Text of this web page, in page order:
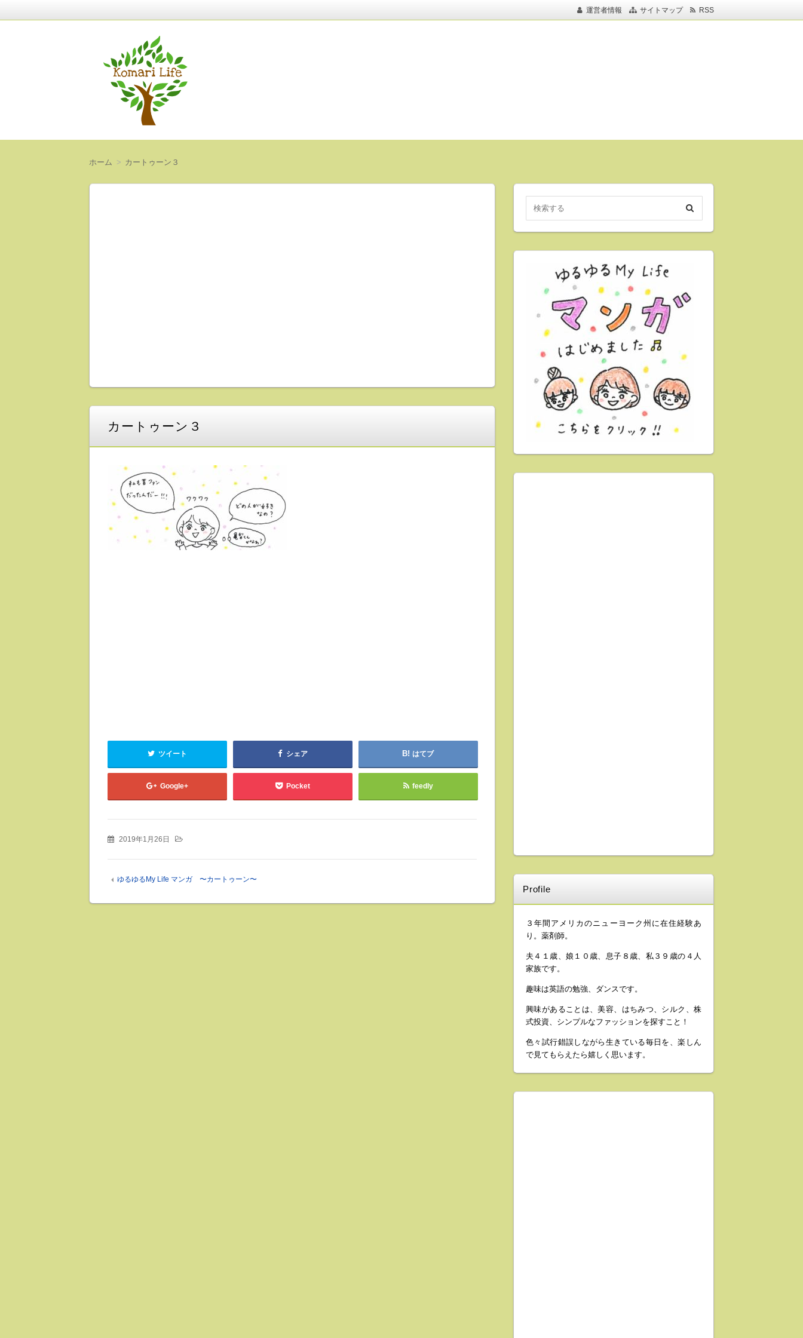
運営者情報 サイトマップ RSS
Komari Life
ホーム カートゥーン３
カートゥーン３
ツイート シェア はてブ
Google+ Pocket feedly
2019年1月26日
ゆるゆるMy Life マンガ 〜カートゥーン〜
Profile
３年間アメリカのニューヨーク州に在住経験あ
り。薬剤師。
夫４１歳、娘１０歳、息子８歳、私３９歳の４人
家族です。
趣味は英語の勉強、ダンスです。
興味があることは、美容、はちみつ、シルク、株
式投資、シンプルなファッションを探すこと！
色々試行錯誤しながら生きている毎日を、楽しん
で見てもらえたら嬉しく思います。